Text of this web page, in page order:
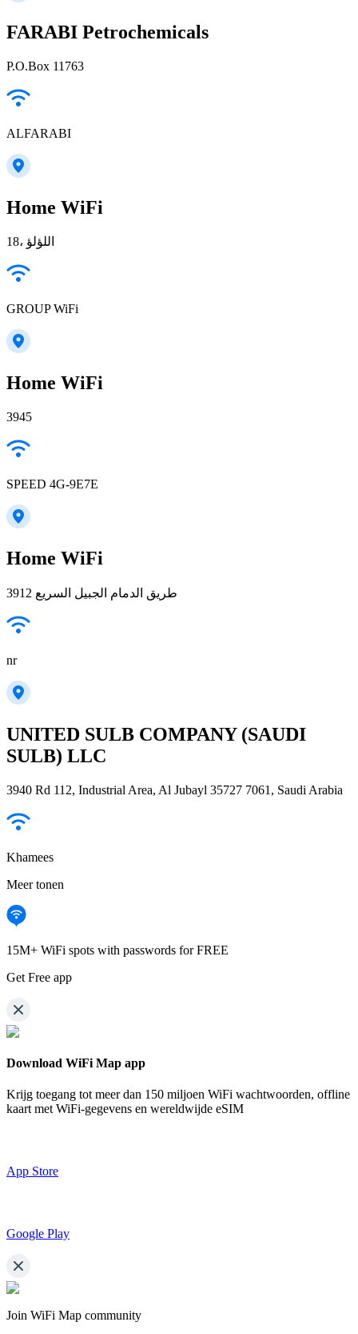
FARABI Petrochemicals
P.O.Box 11763
ALFARABI
Home WiFi
18، اللؤلؤ
GROUP WiFi
Home WiFi
3945
SPEED 4G-9E7E
Home WiFi
3912 طريق الدمام الجبيل السريع
nr
UNITED SULB COMPANY (SAUDI
SULB) LLC
3940 Rd 112, Industrial Area, Al Jubayl 35727 7061, Saudi Arabia
Khamees
Meer tonen
15M+ WiFi spots with passwords for FREE
Get Free app
Download WiFi Map app
Krijg toegang tot meer dan 150 miljoen WiFi wachtwoorden, offline
kaart met WiFi-gegevens en wereldwijde eSIM
App Store
Google Play
Join WiFi Map community